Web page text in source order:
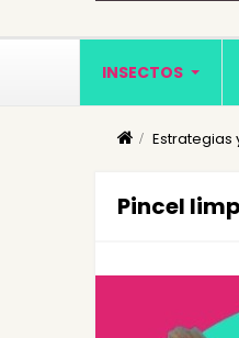
INSECTOS
Estrategias
Pincel